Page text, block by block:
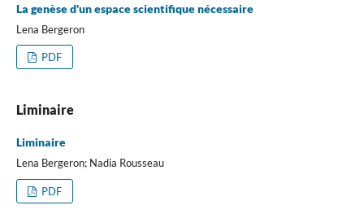
La genèse d'un espace scientifique nécessaire
Lena Bergeron
PDF
Liminaire
Liminaire
Lena Bergeron; Nadia Rousseau
PDF